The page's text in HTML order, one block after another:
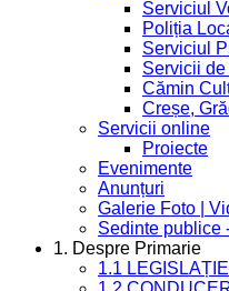
Serviciul
Poliția
Serviciul
Servicii
Cămin
Creșe,
Servicii online
Proiecte
Evenimente
Anunțuri
Galerie Foto |
Sedinte publice
1. Despre Primarie
1.1 LEGISLAȚIE